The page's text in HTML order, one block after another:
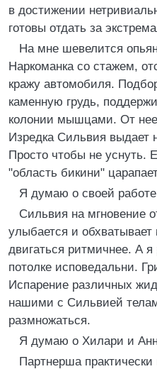
в достижении
готовы отдать за
На мне шевелится
Наркоманка со стажем,
кражу автомобиля.
каменную грудь,
колонии мышцами. От
Изредка Сильвия выдает
Просто чтобы не уснуть.
"область бикини"
Я думаю о своей
Сильвия на мгновение
улыбается и
двигаться ритмичнее. А
потолке исповедальни.
Испарение различных
нашими с Сильвией
размножаться.
Я думаю о Хилари и
Партнерша